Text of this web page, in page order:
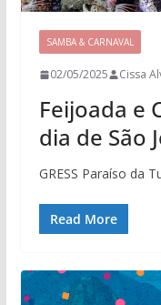
SAMBA & CARNAVAL
02/05/2025 Cissa
Feijoada e
dia de São
GRESS Paraíso da
Read More